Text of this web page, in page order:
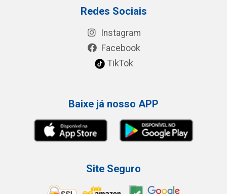
Redes Sociais
Instagram
Facebook
TikTok
Baixe já nosso APP
Site Seguro